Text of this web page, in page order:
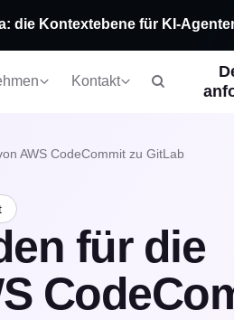
Kontakt
die Kontextebene für KI-
AWS CodeCommit zu GitLab
für die